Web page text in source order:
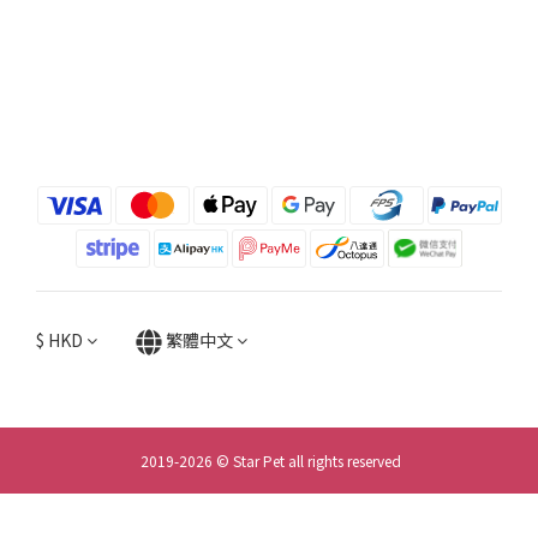
$ HKD 繁體中文
2019-2026 © Star Pet all rights reserved